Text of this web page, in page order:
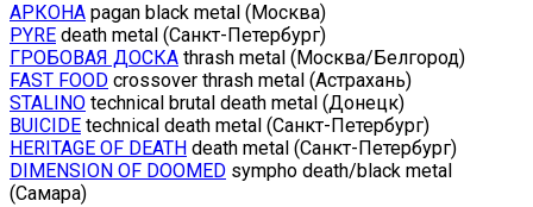
АРКОНА pagan black metal (Москва)
PYRE death metal (Санкт-Петербург)
ГРОБОВАЯ ДОСКА thrash metal (Москва/Белгород)
FAST FOOD crossover thrash metal (Астрахань)
STALINO technical brutal death metal (Донецк)
BUICIDE technical death metal (Санкт-Петербург)
HERITAGE OF DEATH death metal (Санкт-Петербург)
DIMENSION OF DOOMED sympho death/black metal
(Самара)